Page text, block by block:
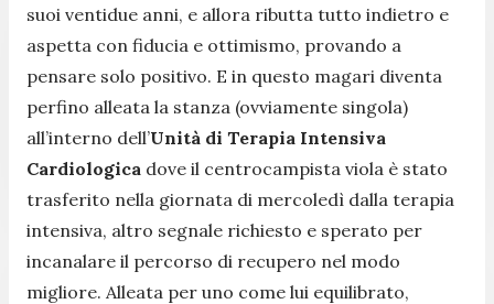
suoi ventidue anni, e allora ributta tutto indietro e
aspetta con fiducia e ottimismo, provando a
pensare solo positivo. E in questo magari diventa
perfino alleata la stanza (ovviamente singola)
all’interno dell’Unità di Terapia Intensiva
Cardiologica dove il centrocampista viola è stato
trasferito nella giornata di mercoledì dalla terapia
intensiva, altro segnale richiesto e sperato per
incanalare il percorso di recupero nel modo
migliore. Alleata per uno come lui equilibrato,